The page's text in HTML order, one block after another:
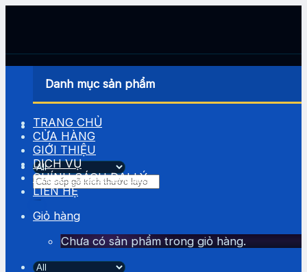
Tìm
kiếm:
Danh mục sản phẩm
TRANG CHỦ
CỬA HÀNG
GIỚI THIỆU
DỊCH VỤ
CHÍNH SÁCH ĐẠI LÝ
LIÊN HỆ
Giỏ hàng
Chưa có sản phẩm trong giỏ hàng.